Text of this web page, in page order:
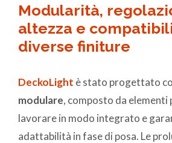
Modularità,
altezza e
diverse finiture
DeckoLight è stato progettato
modulare, composto da elementi
lavorare in modo integrato e
adattabilità in fase di posa. Le